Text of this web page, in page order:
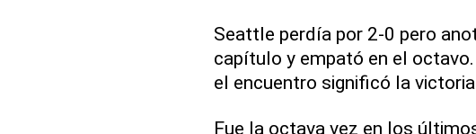
Seattle perdía por 2-0 pero
capítulo y empató en el
el encuentro significó la
Fue la octava vez en los